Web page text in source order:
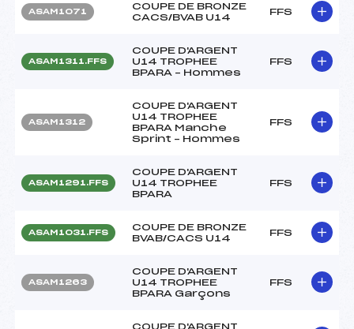
ASAM1071
COUPE DE BRONZE
CACS/BVAB U14
FFS
ASAM1311.FFS
COUPE D'ARGENT
U14 TROPHEE
BPARA – Hommes
FFS
ASAM1312
COUPE D'ARGENT
U14 TROPHEE
BPARA Manche
Sprint – Hommes
FFS
ASAM1291.FFS
COUPE D'ARGENT
U14 TROPHEE
BPARA
FFS
ASAM1031.FFS
COUPE DE BRONZE
BVAB/CACS U14
FFS
ASAM1263
COUPE D'ARGENT
U14 TROPHEE
BPARA Garçons
FFS
COUPE D'ARGENT